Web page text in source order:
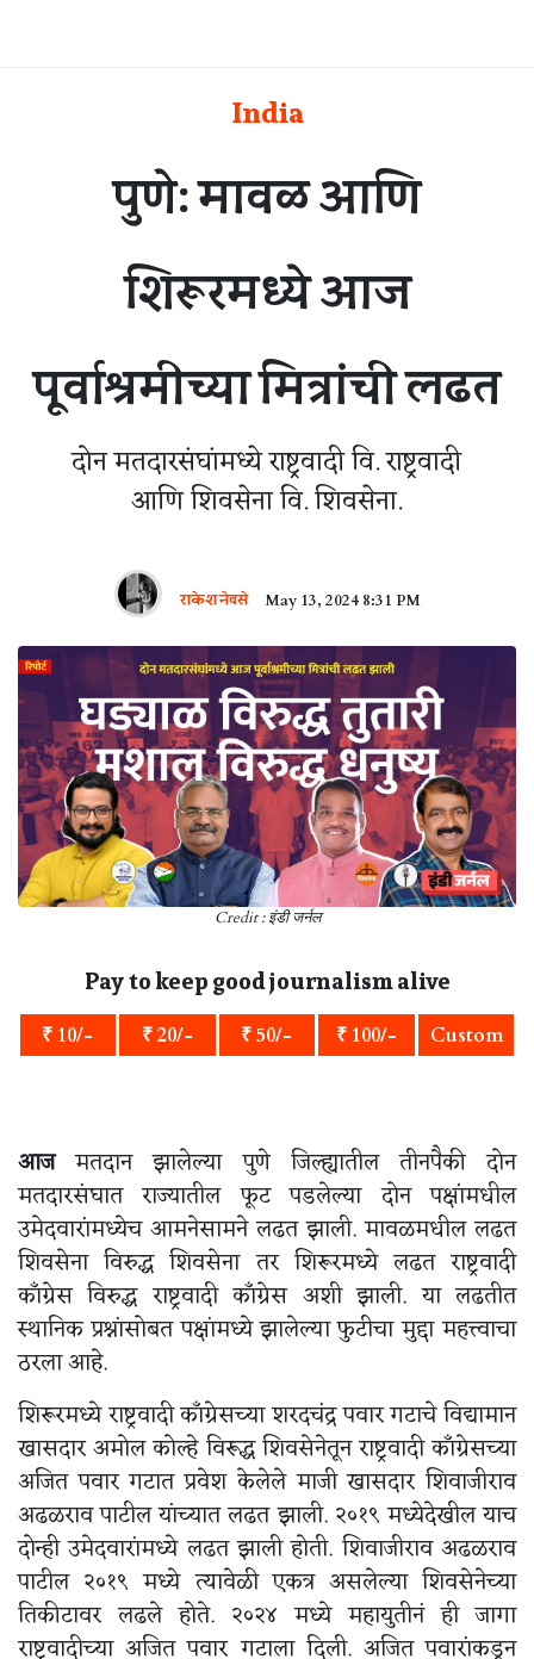
India
पुणे: मावळ आणि
शिरूरमध्ये आज
पूर्वाश्रमीच्या मित्रांची लढत
दोन मतदारसंघांमध्ये राष्ट्रवादी वि. राष्ट्रवादी
आणि शिवसेना वि. शिवसेना.
राकेश नेवसे May 13, 2024 8:31 PM
Credit : इंडी जर्नल
Pay to keep good journalism alive
₹ 10/- ₹ 20/- ₹ 50/- ₹ 100/- Custom
आजमतदान झालेल्या पुणे जिल्ह्यातील तीनपैकी दोन
मतदारसंघात राज्यातील फूट पडलेल्या दोन पक्षांमधील
उमेदवारांमध्येच आमनेसामने लढत झाली. मावळमधील लढत
शिवसेना विरुद्ध शिवसेना तर शिरूरमध्ये लढत राष्ट्रवादी
काँग्रेस विरुद्ध राष्ट्रवादी काँग्रेस अशी झाली. या लढतीत
स्थानिक प्रश्नांसोबत पक्षांमध्ये झालेल्या फुटीचा मुद्दा महत्त्वाचा
ठरला आहे.
शिरूरमध्ये राष्ट्रवादी काँग्रेसच्या शरदचंद्र पवार गटाचे विद्यामान
खासदार अमोल कोल्हे विरूद्ध शिवसेनेतून राष्ट्रवादी काँग्रेसच्या
अजित पवार गटात प्रवेश केलेले माजी खासदार शिवाजीराव
अढळराव पाटील यांच्यात लढत झाली. २०१९ मध्येदेखील याच
दोन्ही उमेदवारांमध्ये लढत झाली होती. शिवाजीराव अढळराव
पाटील २०१९ मध्ये त्यावेळी एकत्र असलेल्या शिवसेनेच्या
तिकीटावर लढले होते. २०२४ मध्ये महायुतीनं ही जागा
राष्ट्रवादीच्या अजित पवार गटाला दिली. अजित पवारांकडून